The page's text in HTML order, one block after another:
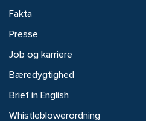
Fakta
Presse
Job og karriere
Bæredygtighed
Brief in English
Whistleblowerordning